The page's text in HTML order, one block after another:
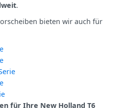
.
bieten wir auch für
für Ihre New Holland T6